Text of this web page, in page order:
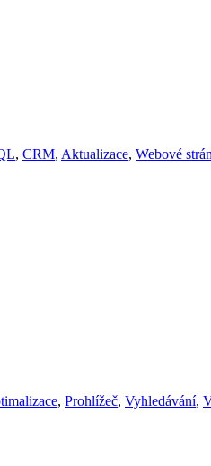
, CRM, Aktualizace, Webové
, Prohlížeč, Vyhledávání,